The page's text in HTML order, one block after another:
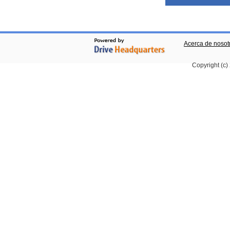
Acerca de
Copyright